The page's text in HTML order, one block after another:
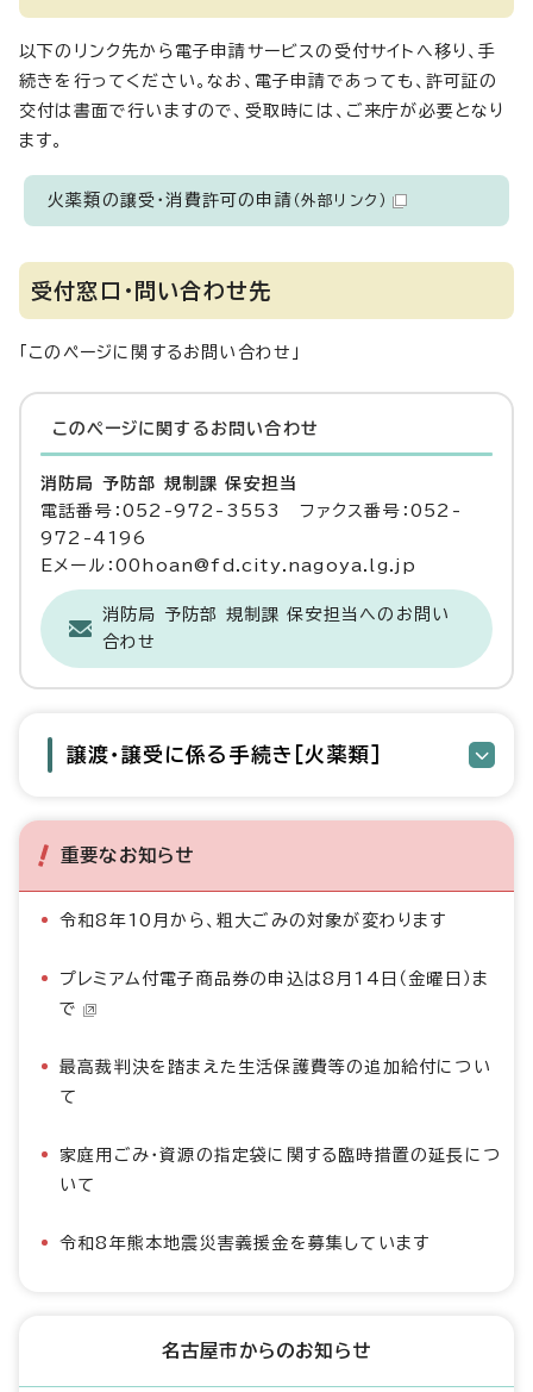
以下のリンク先から電子申請サービスの受付サイトへ移り、手
続きを行ってください。なお、電子申請であっても、許可証の
交付は書面で行いますので、受取時には、ご来庁が必要となり
ます。
火薬類の譲受・消費許可の申請 （外部リンク）
受付窓口・問い合わせ先
「このページに関するお問い合わせ」
このページに関する お問い合わせ
消防局 予防部 規制課 保安担当
電話番号：052-972-3553 ファクス番号：052-
972-4196
Eメール：00hoan@fd.city.nagoya.lg.jp
消防局 予防部 規制課 保安担当へのお問い
合わせ
譲渡・譲受に係る手続き［火薬類］
重要なお知らせ
令和8年10月から、粗大ごみの対象が変わります
プレミアム付電子商品券の申込は8月14日（金曜日）ま
で
最高裁判決を踏まえた生活保護費等の追加給付につい
て
家庭用ごみ・資源の指定袋に関する臨時措置の延長につ
いて
令和8年熊本地震災害義援金を募集しています
名古屋市からのお知らせ